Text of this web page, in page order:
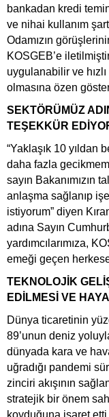
bankadan kredi
ve nihai kullanım
Odamızın
KOSGEB’e
uygulanabilir ve
olmasına özen
SEKTÖRÜMÜZ
TEŞEKKÜR
“Yaklaşık 10 yıldan
daha fazla
sayın Bakanımızın
anlaşma sağlanıp
istiyorum” diyen
adına Sayın
yardımcılarımıza,
emeği geçen
TEKNOLOJİK
EDİLMESİ VE
Dünya ticaretinin
89’unun deniz
dünyada kara ve
uğradığı pandemi
zinciri akışının
stratejik bir önem
koyduğuna işaret etti.